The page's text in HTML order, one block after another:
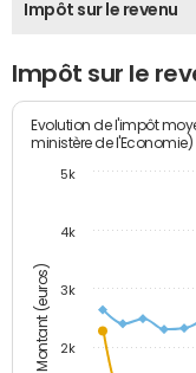
Impôt sur le revenu
Impôt sur le
Montant (euros)
Evolution de l'impôt
ministère de l'Economie)
2k
3k
4k
5k